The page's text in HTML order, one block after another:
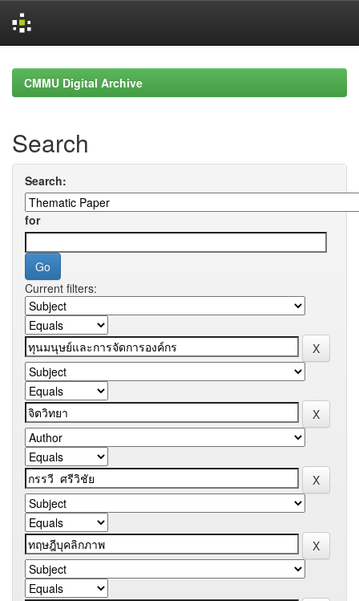
navigationCMMU Digital Archive
Search
Search:
for
Current filters: